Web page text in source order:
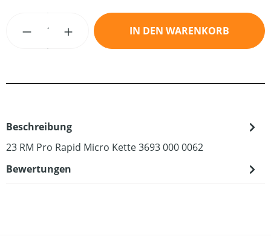
Produkt Anzahl: Gib den gewünschten
IN DEN WARENKORB
Beschreibung
23 RM Pro Rapid Micro Kette 3693 000 0062
Bewertungen